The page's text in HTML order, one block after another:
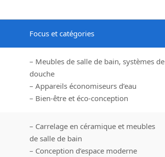
Focus et catégories
– Meubles de salle de bain, systèmes de
douche
– Appareils économiseurs d’eau
– Bien-être et éco-conception
– Carrelage en céramique et meubles
de salle de bain
– Conception d’espace moderne